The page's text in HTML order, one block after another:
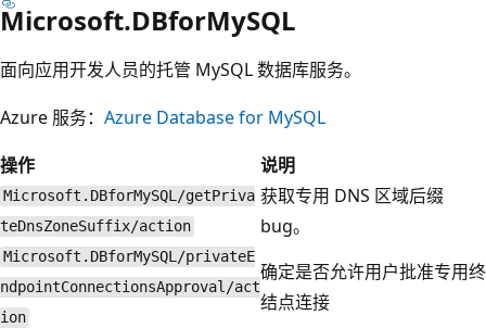
Microsoft.DBforMySQL
面向应用开发人员的托管 MySQL 数据库服务。
Azure 服务： Azure Database for MySQL
操作
说明
Microsoft.DBforMySQL/getPriva
teDnsZoneSuffix/action
获取专用 DNS 区域后缀
bug。
Microsoft.DBforMySQL/privateE
ndpointConnectionsApproval/act
ion
确定是否允许用户批准专用终
结点连接